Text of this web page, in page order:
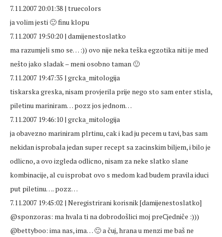
7.11.2007 20:01:38 | truecolors
ja volim jesti 🙂 finu klopu
7.11.2007 19:50:20 | damijenestoslatko
ma razumjeli smo se… :)) ovo nije neka teška egzotika niti je med
nešto jako sladak – meni osobno taman 🙂
7.11.2007 19:47:35 | grcka_mitologija
tiskarska greska, nisam provjerila prije nego sto sam enter stisla,
piletinu mariniram… pozz jos jednom…
7.11.2007 19:46:10 | grcka_mitologija
ja obavezno mariniram plrtinu, cak i kad ju pecem u tavi, bas sam
nekidan isprobala jedan super recept sa zacinskim biljem, i bilo je
odlicno, a ovo izgleda odlicno, nisam za neke slatko slane
kombinacije, al cu isprobat ovo s medom kad budem pravila iduci
put piletinu…. pozz…
7.11.2007 19:45:02 | Neregistrirani korisnik [damijenestoslatko]
@sponzoras: ma hvala ti na dobrodošlici moj preCjedniče :)))
@bettyboo: ima nas, ima… 🙂 a čuj, hrana u menzi me baš ne